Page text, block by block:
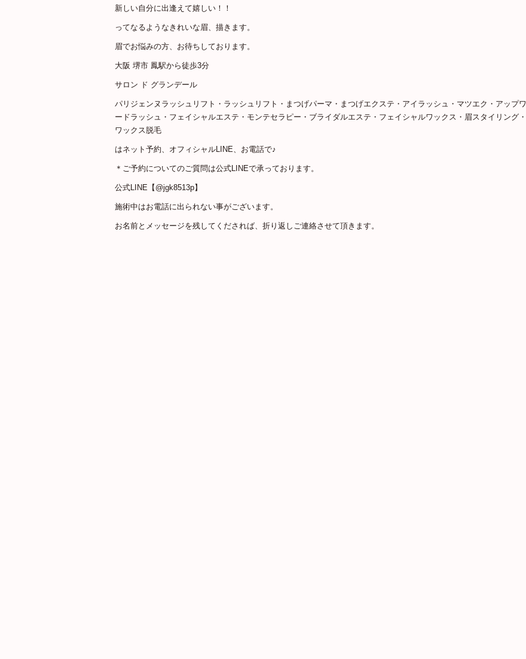
新しい自分に出逢えて嬉しい！！
ってなるようなきれいな眉、描きます。
眉でお悩みの方、お待ちしております。
大阪 堺市 鳳駅から徒歩3分
サロン ド グランデール
パリジェンヌラッシュリフト・ラッシュリフト・まつげパーマ・まつげエクステ・アイラッシュ・マツエク・アップワ
ードラッシュ・フェイシャルエステ・モンテセラピー・ブライダルエステ・フェイシャルワックス・眉スタイリング・
ワックス脱毛
はネット予約、オフィシャルLINE、お電話で♪
＊ご予約についてのご質問は公式LINEで承っております。
公式LINE【@jgk8513p】
施術中はお電話に出られない事がございます。
お名前とメッセージを残してくだされば、折り返しご連絡させて頂きます。